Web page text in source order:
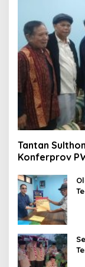
Tantan
Konferprov